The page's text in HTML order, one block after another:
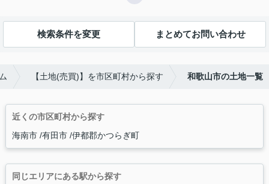
検索条件を変更 まとめてお問い合わせ
【土地(売買)】を市区町村から探す 和歌山市の土地一覧
近くの市区町村から探す
海南市 有田市 伊都郡かつらぎ町
同じエリアにある駅から探す